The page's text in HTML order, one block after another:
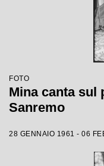
FOTO
Mina canta sul
Sanremo
28 GENNAIO 1961 - 06